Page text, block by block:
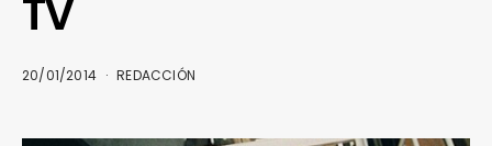
TV
20/01/2014 REDACCIÓN